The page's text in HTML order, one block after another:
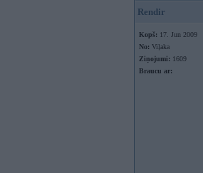
Rendir
Kopš: 17. Jun 2009
No: Viļaka
Ziņojumi: 1609
Braucu ar: